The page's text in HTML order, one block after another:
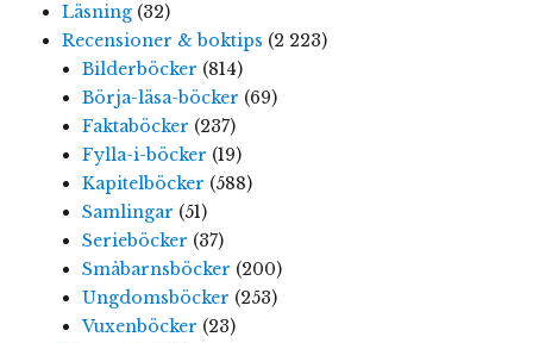
Läsning(32)
Recensioner & boktips (2 223)
Bilderböcker (814)
Börja-läsa-böcker (69)
Faktaböcker (237)
Fylla-i-böcker (19)
Kapitelböcker (588)
Samlingar (51)
Serieböcker (37)
Småbarnsböcker (200)
Ungdomsböcker (253)
Vuxenböcker (23)